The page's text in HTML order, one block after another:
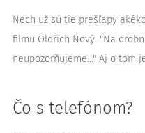
Nech už sú tie prešľapy
filmu Oldřich Nový: "Na
neupozorňujeme..." Aj o tom
Čo s telefónom?